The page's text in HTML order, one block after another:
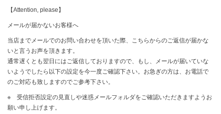
【Attention, please】
メールが届かないお客様へ
当店までメールでのお問い合わせを頂いた際、こちらからのご返信が届かな
いと言うお声を頂きます。
通常遅くとも翌日にはご返信しておりますので、もし、メールが届いていな
いようでしたら以下の設定を今一度ご確認下さい。お急ぎの方は、お電話で
のご対応も致しますのでご参考下さい。
※ 受信拒否設定の見直しや迷惑メールフォルダをご確認いただきますようお
願い申し上げます。